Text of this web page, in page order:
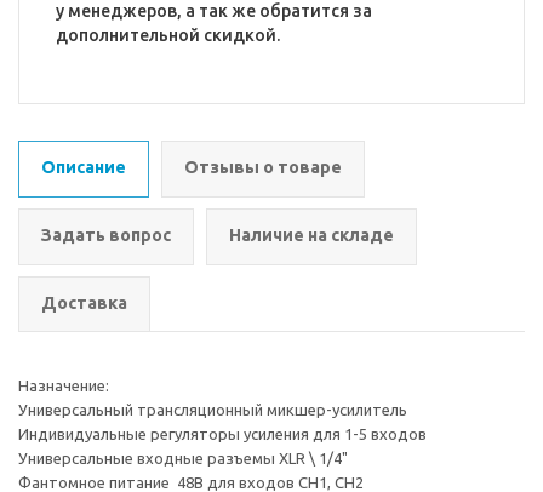
у менеджеров, а так же обратится за
дополнительной скидкой.
Описание Отзывы о товаре
Задать вопрос Наличие на складе
Доставка
Назначение:
Универсальный трансляционный микшер-усилитель
Индивидуальные регуляторы усиления для 1-5 входов
Универсальные входные разъемы XLR \ 1/4"
Фантомное питание 48В для входов CH1, СН2